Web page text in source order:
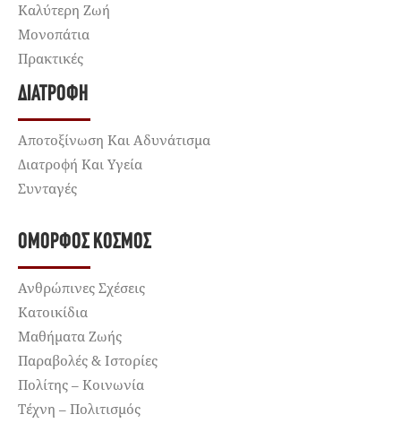
Καλύτερη Ζωή
Μονοπάτια
Πρακτικές
ΔΙΑΤΡΟΦΉ
Αποτοξίνωση Και Αδυνάτισμα
Διατροφή Και Υγεία
Συνταγές
ΌΜΟΡΦΟΣ ΚΌΣΜΟΣ
Ανθρώπινες Σχέσεις
Κατοικίδια
Μαθήματα Ζωής
Παραβολές & Ιστορίες
Πολίτης – Κοινωνία
Τέχνη – Πολιτισμός